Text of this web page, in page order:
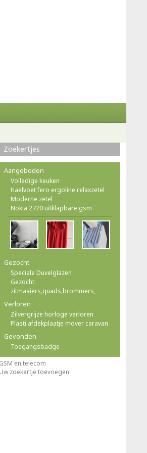
Zoekertjes
Aangeboden
Volledige keuken
Haelvoet fero ergoline relaxzetel
Moderne zetel
Nokia 2720 uitklapbare gsm
Gezocht
Speciale Duvelglazen
Gezocht:
zitmaaiers,quads,brommers,
Verloren
Zilvergrijze horloge verloren
Plasti afdekplaatje mover caravan
Gevonden
Toegangsbadge
GSM en telecom
Uw zoekertje toevoegen